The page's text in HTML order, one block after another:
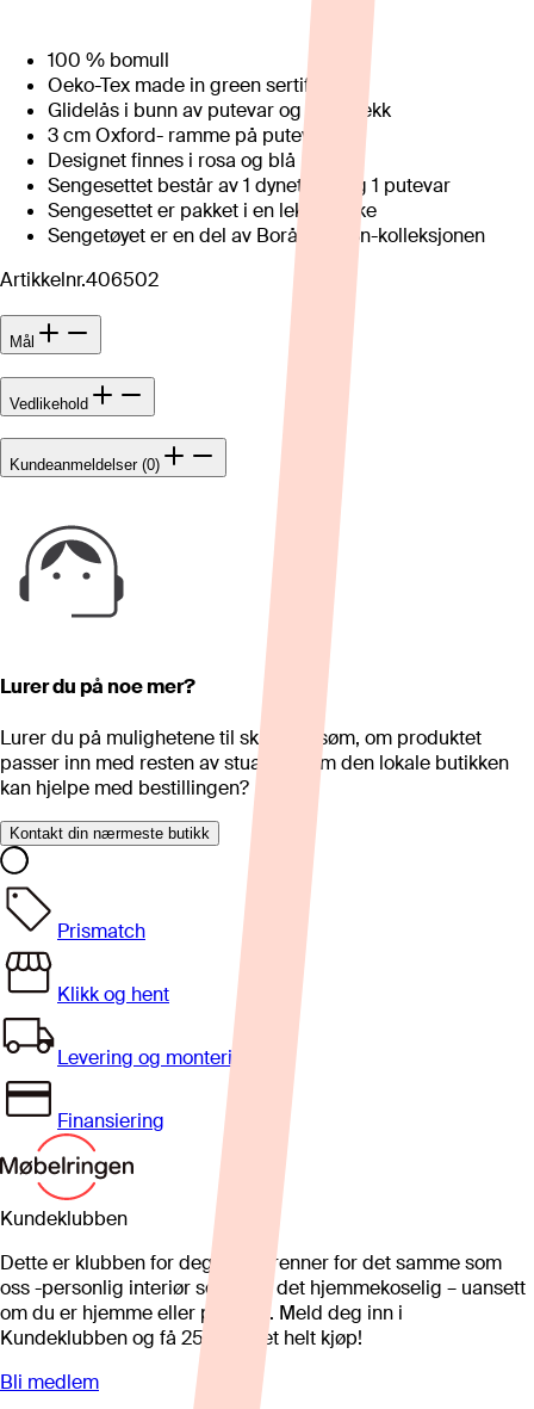
100 % bomull
Oeko-Tex made in green sertifisert
Glidelås i bunn av putevar og dynetrekk
3 cm Oxford- ramme på putevar
Designet finnes i rosa og blå
Sengesettet består av 1 dynetrekk og 1 putevar
Sengesettet er pakket i en lekker eske
Sengetøyet er en del av Borås Cotton-kolleksjonen
Artikkelnr.406502
Mål
Vedlikehold
Kundeanmeldelser (0)
Lurer du på noe mer?
Lurer du på mulighetene til skreddersøm, om produktet
passer inn med resten av stua eller om den lokale butikken
kan hjelpe med bestillingen?
Kontakt din nærmeste butikk
Prismatch
Klikk og hent
Levering og montering
Finansiering
Kundeklubben
Dette er klubben for deg som brenner for det samme som
oss -personlig interiør som gjør det hjemmekoselig – uansett
om du er hjemme eller på hytta. Meld deg inn i
Kundeklubben og få 25%* på et helt kjøp!
Bli medlem